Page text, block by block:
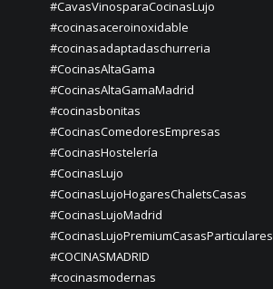
#CavasVinosparaCocinasLujo
#cocinasaceroinoxidable
#cocinasadaptadaschurreria
#CocinasAltaGama
#CocinasAltaGamaMadrid
#cocinasbonitas
#CocinasComedoresEmpresas
#CocinasHostelería
#CocinasLujo
#CocinasLujoHogaresChaletsCasas
#CocinasLujoMadrid
#CocinasLujoPremiumCasasParticulares
#COCINASMADRID
#cocinasmodernas